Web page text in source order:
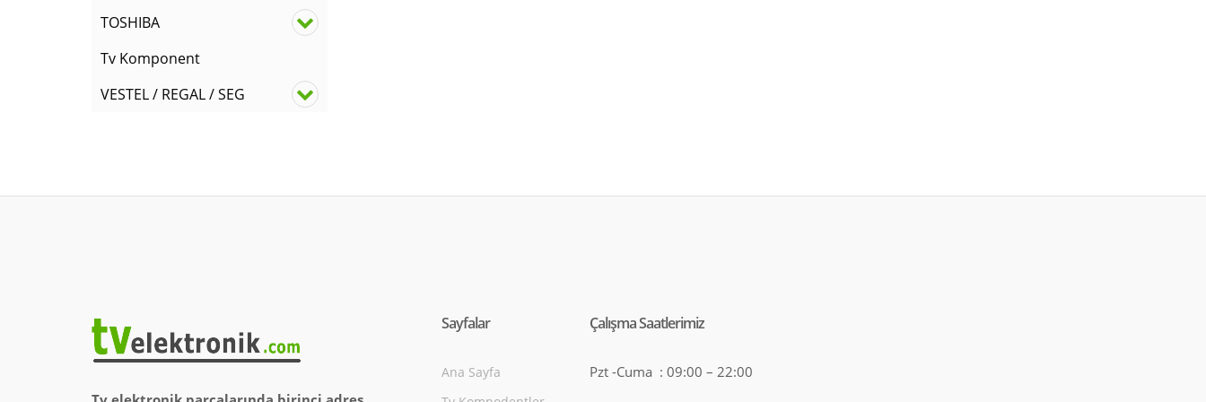
TOSHIBA
Tv Komponent
VESTEL / REGAL / SEG
Sayfalar
Ana Sayfa
Çalışma Saatlerimiz
Pzt -Cuma : 09:00 – 22:00